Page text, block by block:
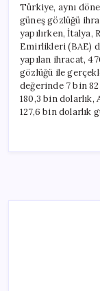
Türkiye, aynı
güneş gözlüğü
yapılırken, İtalya,
Emirlikleri (BAE)
yapılan ihracat,
gözlüğü ile
değerinde 7 bin 82
180,3 bin dolarlık,
127,6 bin dolarlık